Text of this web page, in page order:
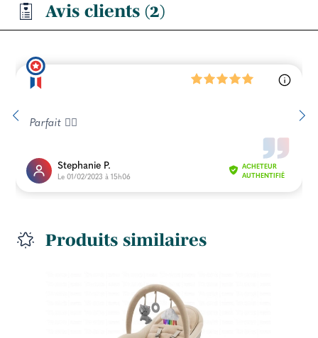
Avis clients (2)
Parfait 👍🏻
Stephanie P.
Le 01/02/2023 à 15h06
ACHETEUR
AUTHENTIFIÉ
Produits similaires